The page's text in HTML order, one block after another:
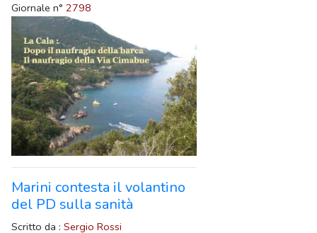
Giornale n° 2798
Marini contesta il volantino
del PD sulla sanità
Scritto da : Sergio Rossi